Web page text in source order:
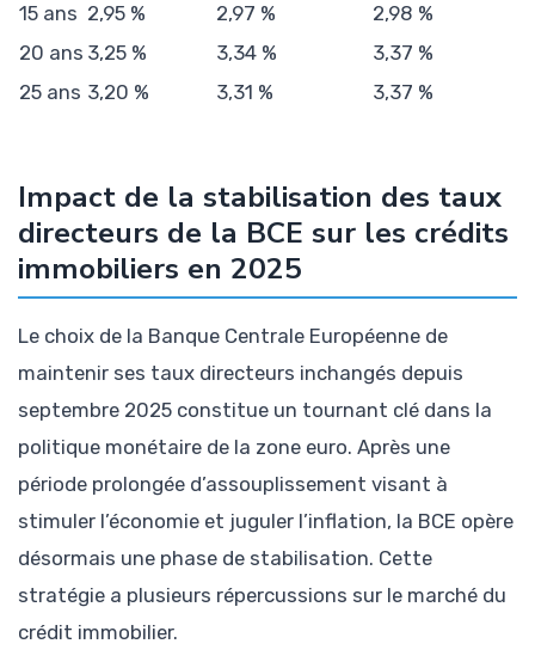
15 ans 2,95 % 2,97 %
2,98 %
20 ans 3,25 % 3,34 %
3,37 %
25 ans 3,20 % 3,31 % 3,37 %
Impact de la stabilisation des taux
directeurs de la BCE sur les crédits
immobiliers en 2025
Le choix de la Banque Centrale Européenne de
maintenir ses taux directeurs inchangés depuis
septembre 2025 constitue un tournant clé dans la
politique monétaire de la zone euro. Après une
période prolongée d’assouplissement visant à
stimuler l’économie et juguler l’inflation, la BCE opère
désormais une phase de stabilisation. Cette
stratégie a plusieurs répercussions sur le marché du
crédit immobilier.